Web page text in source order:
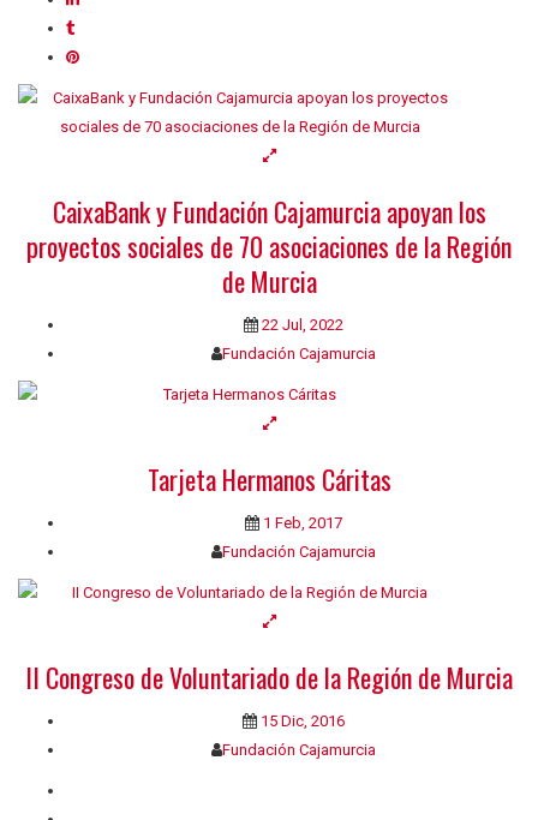
CaixaBank y Fundación Cajamurcia apoyan los
proyectos sociales de 70 asociaciones de la Región
de Murcia
22 Jul, 2022
Fundación Cajamurcia
Tarjeta Hermanos Cáritas
1 Feb, 2017
Fundación Cajamurcia
II Congreso de Voluntariado de la Región de Murcia
15 Dic, 2016
Fundación Cajamurcia